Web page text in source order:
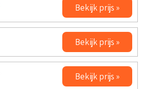
Bekijk prijs »
Bekijk prijs »
Bekijk prijs »